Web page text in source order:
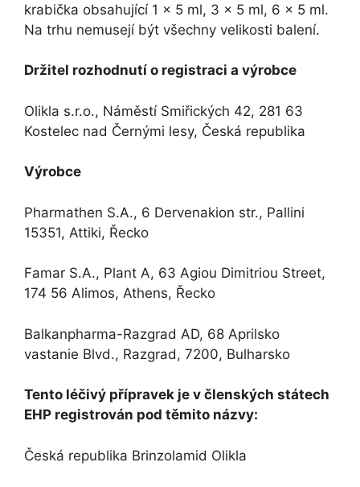
krabička obsahující 1 × 5 ml, 3 × 5 ml, 6 × 5 ml.
Na trhu nemusejí být všechny velikosti balení.
Držitel rozhodnutí o registraci a výrobce
Olikla s.r.o., Náměstí Smiřických 42, 281 63
Kostelec nad Černými lesy, Česká republika
Výrobce
Pharmathen S.A., 6 Dervenakion str., Pallini
15351, Attiki, Řecko
Famar S.A., Plant A, 63 Agiou Dimitriou Street,
174 56 Alimos, Athens, Řecko
Balkanpharma-Razgrad AD, 68 Aprilsko
vastanie Blvd., Razgrad, 7200, Bulharsko
Tento léčivý přípravek je v členských státech
EHP registrován pod těmito názvy:
Česká republika Brinzolamid Olikla